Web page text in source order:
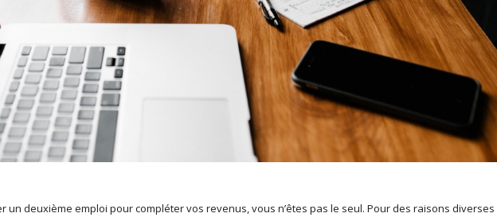
un deuxième emploi pour compléter vos revenus, vous n’êtes pas le seul. Pour des raisons diverses